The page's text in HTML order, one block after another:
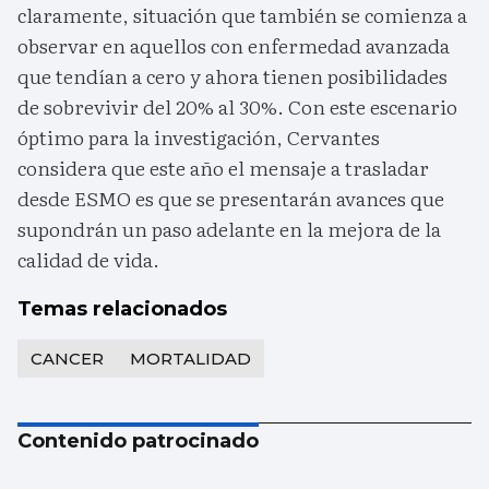
claramente, situación que también se comienza a
observar en aquellos con enfermedad avanzada
que tendían a cero y ahora tienen posibilidades
de sobrevivir del 20% al 30%. Con este escenario
óptimo para la investigación, Cervantes
considera que este año el mensaje a trasladar
desde ESMO es que se presentarán avances que
supondrán un paso adelante en la mejora de la
calidad de vida.
Temas relacionados
CANCER MORTALIDAD
Contenido patrocinado